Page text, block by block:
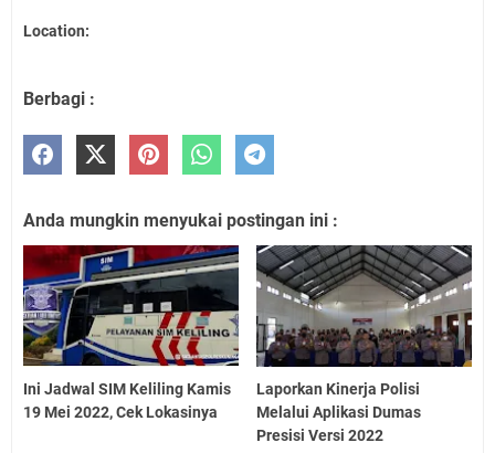
Location:
Berbagi :
Anda mungkin menyukai postingan ini :
Ini Jadwal SIM Keliling Kamis
19 Mei 2022, Cek Lokasinya
Laporkan Kinerja Polisi
Melalui Aplikasi Dumas
Presisi Versi 2022